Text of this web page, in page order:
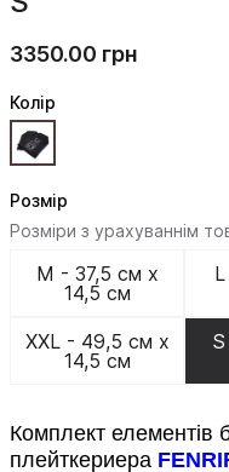
3350.00 грн
Комплект елементів
плейткериера
Колiр
Розмір
Розміри з урахуваннім
M - 37,5 см х
14,5 см
XXL - 49,5 см х
14,5 см